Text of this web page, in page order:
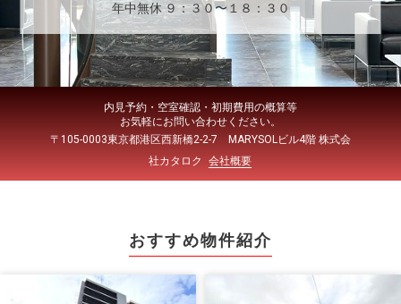
年中無休 ９：３０〜１８：３０
内見予約・空室確認・初期費用の概算等
お気軽にお問い合わせください。
〒105-0003東京都港区西新橋2-2-7 MARYSOLビル4階 株式会
社カタロク
会社概要
おすすめ物件紹介